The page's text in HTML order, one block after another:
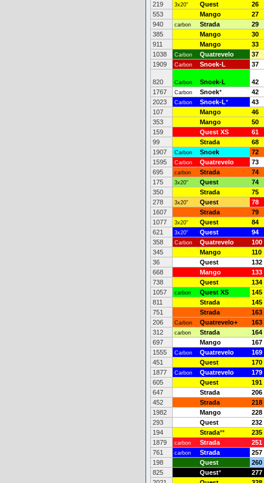
219
3x20" Quest
26
553
Mango
27
940
carbon Strada
29
385
Mango
30
911
Mango
33
1038
Carbon Quatrevelo
37
1909
Carbon Snoek-L 37
820 Carbon Snoek-L
42
1767
Carbon Snoek*
42
2023
Carbon Snoek-L*
43
107
Mango
46
353
Mango
50
159
Quest XS
61
99
Strada
68
1907
Carbon Snoek
72
1595
Carbon Quatrevelo
73
695
carbon Strada
74
175
3x20" Quest
74
350
Strada
75
278
3x20" Quest
78
1607
Strada
79
1077
3x20" Quest
84
621
3x20" Quest
94
358
Carbon Quatrevelo
100
345
Mango
110
36
Quest
132
668
Mango
133
738
Quest
134
1057
carbon Quest XS
145
811
Strada
145
751
Strada
163
206
Carbon Quatrevelo+
163
312
carbon Strada
164
697
Mango
167
1555
Carbon Quatrevelo
169
451
Quest
170
1877
Carbon Quatrevelo
179
605
Quest
191
647
Strada
206
452
Strada
218
1982
Mango
228
293
Quest
232
194
Strada**
235
1879
carbon Strada
251
761
carbon Strada
257
198
Quest
260
825
Quest*
277